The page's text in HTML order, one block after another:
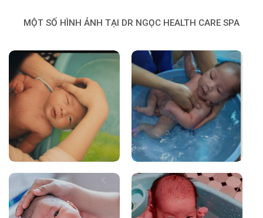
MỘT SỐ HÌNH ẢNH TẠI DR NGỌC HEALTH CARE SPA